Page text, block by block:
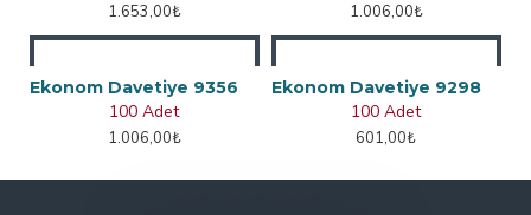
1.653,00₺ 1.006,00₺
Ekonom Davetiye 9356
100 Adet
1.006,00₺
Ekonom Davetiye 9298
100 Adet
601,00₺